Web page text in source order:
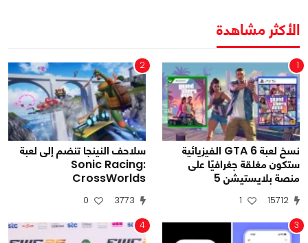
الأكثر مشاهدة
1
نسخ لعبة GTA 6 الفيزيائية
ستكون مغلقة جغرافيًا على
منصة بلايستيشن 5
15712
1
2
سلاحف النينجا تنضم إلى لعبة
Sonic Racing:
CrossWorlds
3773
0
3
4